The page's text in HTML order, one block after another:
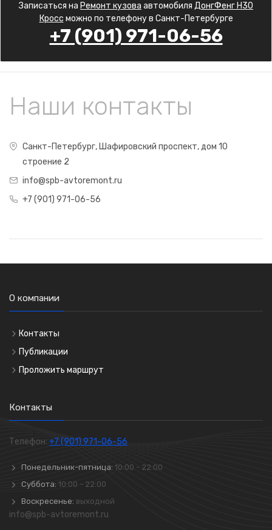
Записаться на Ремонт кузова автомобиля ДонгФенг Н30
Кросс можно по телефону в Санкт-Петербурге
+7 (901) 971-06-56
Наши контакты
Санкт-Петербург, Шафировский проспект, дом 10
строение 2
info@spb-avtoremont.ru
+7 (901) 971-06-56
О компании
Контакты
Публикации
Проложить маршрут
Контакты
Телефон: +7 (901) 971-06-56
Понедельник-пятница: 10:00 - 22:00
Суббота: 10:00 - 22:00
Воскресенье: выходной
info@spb-avtoremont.ru